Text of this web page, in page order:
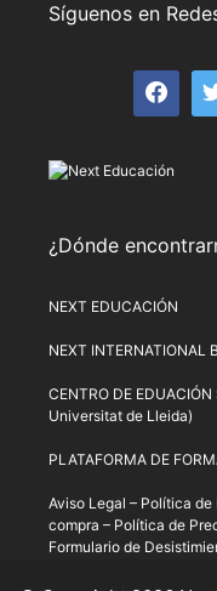
Síguenos en
¿Dónde
NEXT EDUCACIÓN
NEXT INTERNATIONAL
CENTRO DE
Universitat de Lleida)
PLATAFORMA DE
Aviso Legal – Política de
compra – Política de
Formulario de